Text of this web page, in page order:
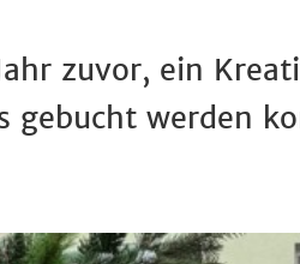
zuvor, ein
gebucht werden